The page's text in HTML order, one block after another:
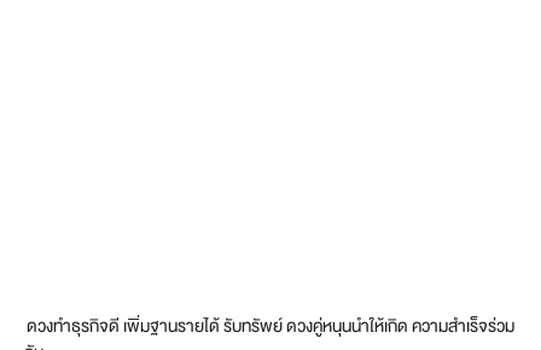
ดวงทำธุรกิจดี เพิ่มฐานรายได้ รับทรัพย์ ดวงคู่หนุนนำให้เกิด ความสำเร็จร่วม